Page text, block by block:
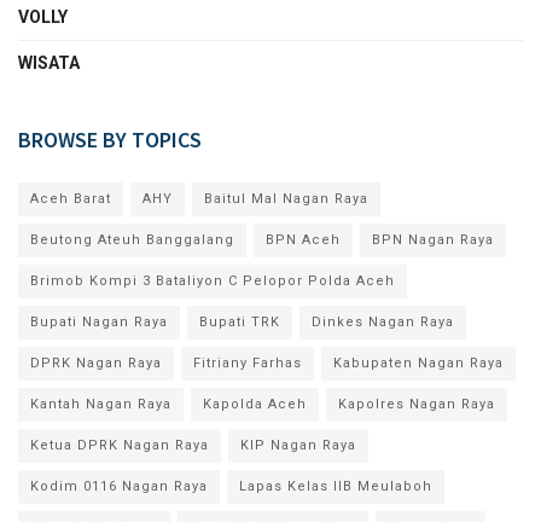
VOLLY
WISATA
BROWSE BY TOPICS
Aceh Barat AHY Baitul Mal Nagan Raya
Beutong Ateuh Banggalang BPN Aceh BPN Nagan Raya
Brimob Kompi 3 Bataliyon C Pelopor Polda Aceh
Bupati Nagan Raya Bupati TRK Dinkes Nagan Raya
DPRK Nagan Raya Fitriany Farhas Kabupaten Nagan Raya
Kantah Nagan Raya Kapolda Aceh Kapolres Nagan Raya
Ketua DPRK Nagan Raya KIP Nagan Raya
Kodim 0116 Nagan Raya Lapas Kelas IIB Meulaboh